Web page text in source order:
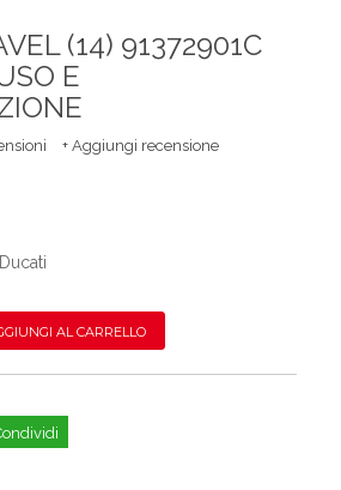
(14) 91372901C
E
+ Aggiungi recensione
AL CARRELLO